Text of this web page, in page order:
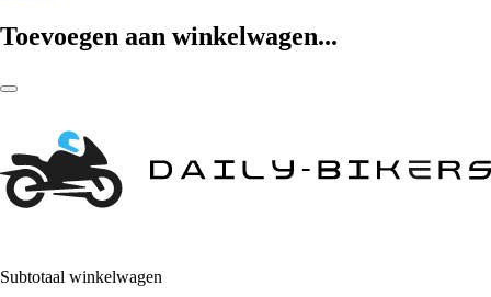
Toevoegen aan winkelwagen...
Subtotaal winkelwagen